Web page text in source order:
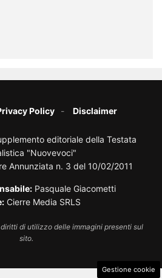
Policy Disclaimer
editoriale della Testata
"Nuovevoci"
Annunziata n. 3 del 10/02/2011
Pasquale Giacometti
Cierre Media SRLS
diritti di utilizzo delle immagini presenti sul
sito.
Gestione cookie